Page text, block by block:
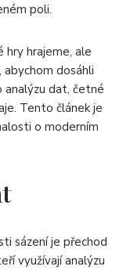
poli.
hry hrajeme, ale
dosáhli
analýzu dat, četné
Tento článek je
o moderním
sázení je přechod
využívají analýzu